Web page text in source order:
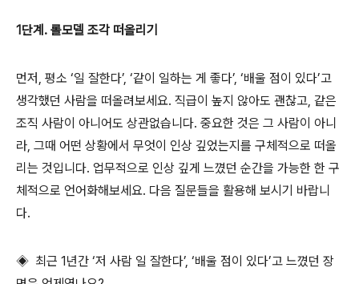
1단계. 롤모델 조각 떠올리기
먼저, 평소 ‘일 잘한다’, ‘같이 일하는 게 좋다’, ‘배울 점이 있다’고
생각했던 사람을 떠올려보세요. 직급이 높지 않아도 괜찮고, 같은
조직 사람이 아니어도 상관없습니다. 중요한 것은 그 사람이 아니
라, 그때 어떤 상황에서 무엇이 인상 깊었는지를 구체적으로 떠올
리는 것입니다. 업무적으로 인상 깊게 느꼈던 순간을 가능한 한 구
체적으로 언어화해보세요. 다음 질문들을 활용해 보시기 바랍니
다.
◈ 최근 1년간 ‘저 사람 일 잘한다’, ‘배울 점이 있다’고 느꼈던 장